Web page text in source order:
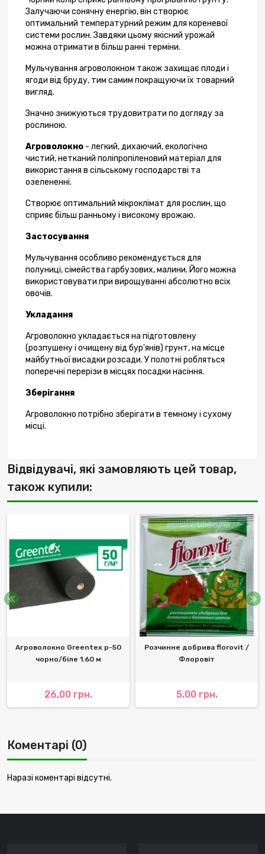
Залучаючи сонячну енергію, він створює
оптимальний температурний режим для кореневої
системи рослин. Завдяки цьому якісний урожай
можна отримати в більш ранні терміни.
Мульчування агроволокном також захищає плоди і
ягоди від бруду, тим самим покращуючи їх товарний
вигляд.
Значно знижуються трудовитрати по догляду за
рослиною.
Агроволокно - легкий, дихаючий, екологічно
чистий, нетканий поліпропіленовий матеріал для
використання в сільському господарстві та
озелененні.
Створює оптимальний мікроклімат для рослин, що
сприяє більш ранньому і високому врожаю.
Застосування
Мульчування особливо рекомендується для
полуниці, сімейства гарбузових, малини. Його можна
використовувати при вирощуванні абсолютно всіх
овочів.
Укладання
Агроволокно укладається на підготовлену
(розпушену і очищену від бур'янів) грунт, на місце
майбутньої висадки розсади. У полотні робляться
поперечні перерізи в місцях посадки насіння.
Зберігання
Агроволокно потрібно зберігати в темному і сухому
місці.
Відвідувачі, які замовляють цей товар,
також купили:
Агроволокно Greentex р-50
чорно/біле 1.60 м
26,00 грн.
Розчинне добрива florovit /
Флоровіт
5,00 грн.
Коментарі (0)
Наразі коментарі відсутні.